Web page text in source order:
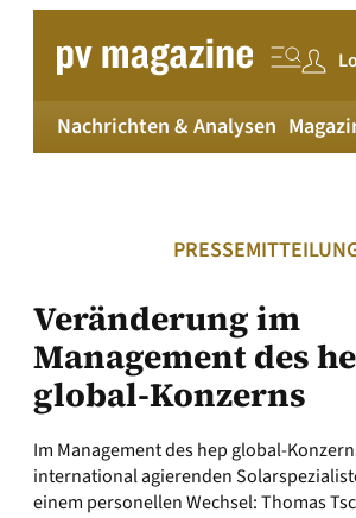
springen
Nachrichten & Analysen
Veränderung im
Management des
global-Konzerns
Im Management des hep global-
international agierenden
einem personellen Wechsel: Thomas